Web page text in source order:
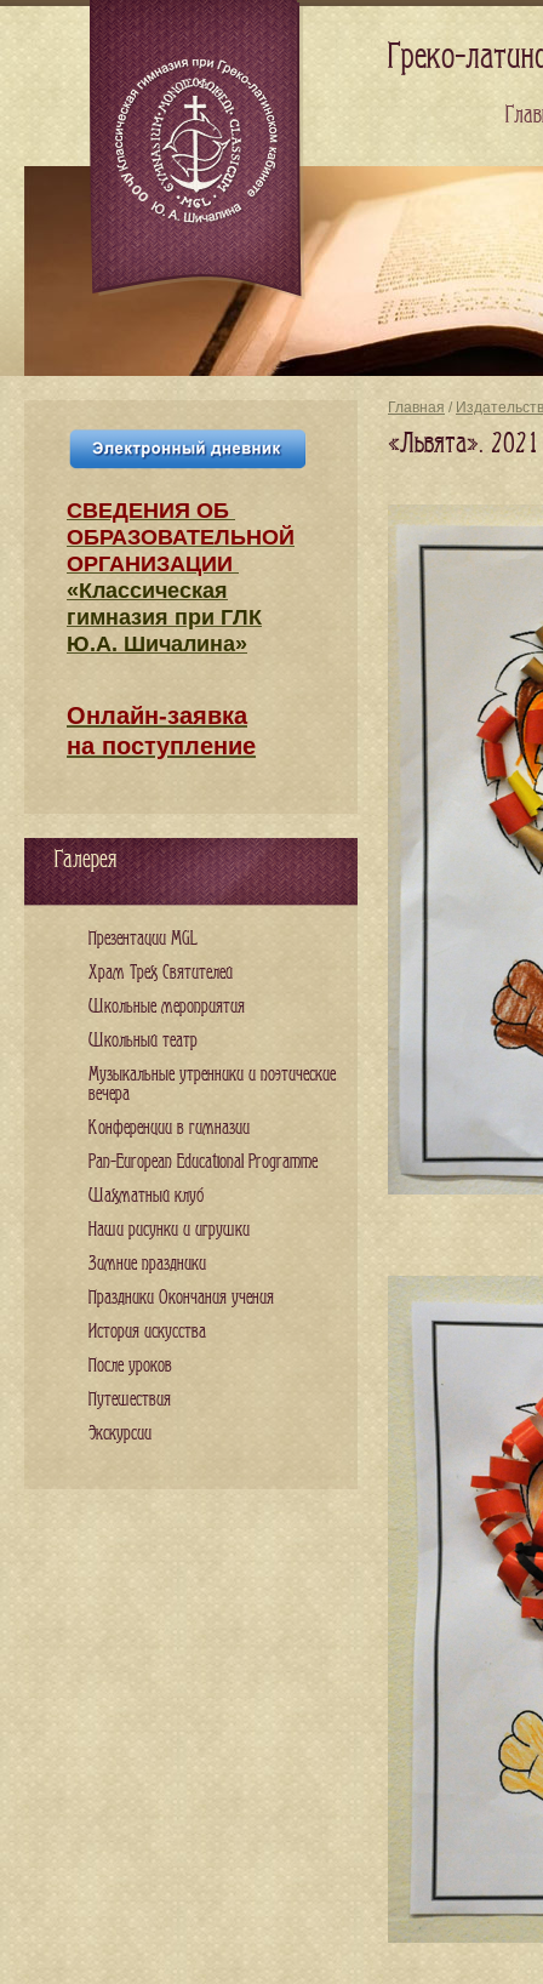
Главная /
«Львята». 2021
СВЕДЕНИЯ​ ОБ
ОБРАЗОВАТЕЛЬНОЙ
ОРГАНИЗАЦИИ
«Классическая
гимназия при ГЛК
Ю.А. Шичалина»
Онлайн-заявка
на поступление
Галерея
Презентации MGL
Храм Трех Святителей
Школьные мероприятия
Школьный театр
Музыкальные утренники и поэтические
вечера
Конференции в гимназии
Pan-European Educational Programme
Шахматный клуб
Наши рисунки и игрушки
Зимние праздники
Праздники Окончания учения
История искусства
После уроков
Путешествия
Экскурсии
Греко-